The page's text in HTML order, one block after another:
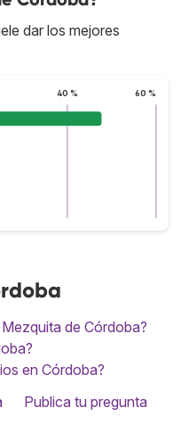
dar los mejores
40 % 60 %
de Córdoba?
en Córdoba?
Publica tu pregunta